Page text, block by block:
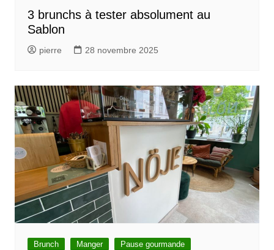
3 brunchs à tester absolument au
Sablon
pierre 28 novembre 2025
Brunch Manger Pause gourmande